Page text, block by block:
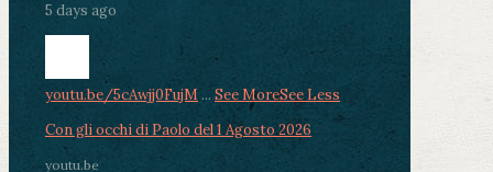
5 days ago
youtu.be/5cAwjj0FujM ... See MoreSee Less
Con gli occhi di Paolo del 1 Agosto 2026
youtu.be